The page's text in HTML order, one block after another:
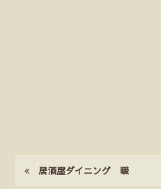
居酒屋ダイニング 暖